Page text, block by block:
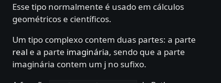
Esse tipo normalmente é usado em cálculos
geométricos e científicos.
Um tipo complexo contem duas partes: a parte
real e a parte imaginária, sendo que a parte
imaginária contem um j no sufixo.